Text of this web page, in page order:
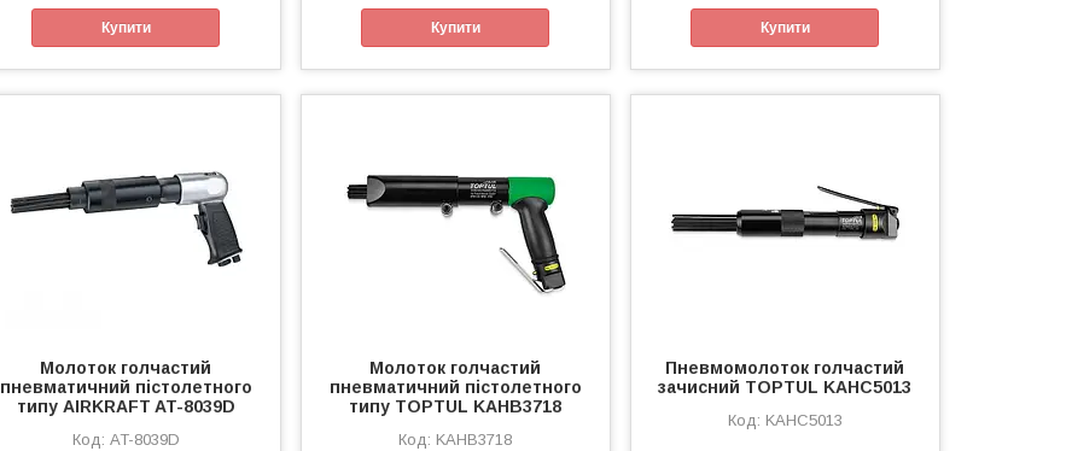
Купити Купити Купити
Молоток голчастий
пневматичний пістолетного
типу AIRKRAFT AT-8039D
AT-8039D
Молоток голчастий
пневматичний пістолетного
типу TOPTUL KAHB3718
KAHB3718
Пневмомолоток голчастий
зачисний TOPTUL KAHC5013
KAHC5013